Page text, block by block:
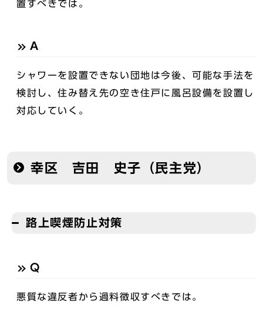
置すべきでは。
A
シャワーを設置できない団地は今後、可能な手法を
検討し、住み替え先の空き住戸に風呂設備を設置し
対応していく。
幸区 吉田 史子（民主党）
路上喫煙防止対策
Q
悪質な違反者から過料徴収すべきでは。